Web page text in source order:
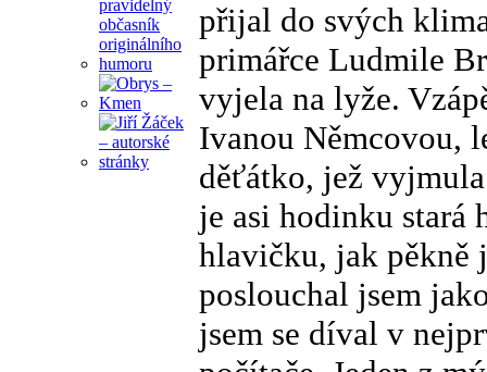
přijal do svých
primářce Ludmile
vyjela na lyže.
Ivanou Němcovou,
děťátko, jež
je asi hodinku stará
hlavičku, jak pěkně
poslouchal jsem
jsem se díval v